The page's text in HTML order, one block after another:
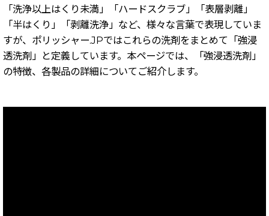
「洗浄以上はくり未満」「ハードスクラブ」「表層剥離」
「半はくり」「剥離洗浄」など、様々な言葉で表現していま
すが、ポリッシャー.JPではこれらの洗剤をまとめて「強浸
透洗剤」と定義しています。本ページでは、「強浸透洗剤」
の特徴、各製品の詳細についてご紹介します。